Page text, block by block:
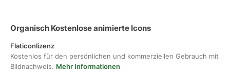
Organisch Kostenlose animierte Icons
Flaticonlizenz
Kostenlos für den persönlichen und kommerziellen Gebrauch mit
Bildnachweis. Mehr Informationen